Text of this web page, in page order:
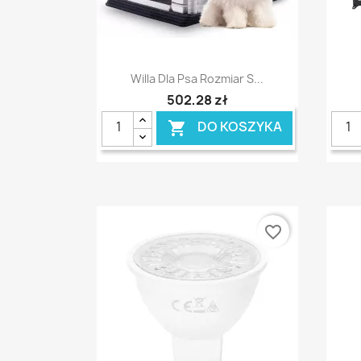
Szybki podgląd
Willa Dla Psa Rozmiar S...
502,28 zł
 DO KOSZYKA
favorite_border